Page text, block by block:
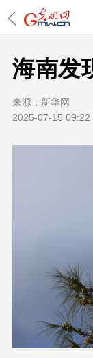
海南发
来源： 新华网
2025-07-15 09:22